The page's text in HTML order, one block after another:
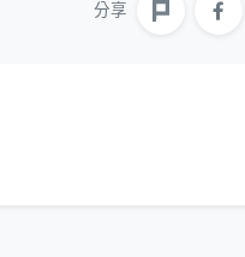
分享